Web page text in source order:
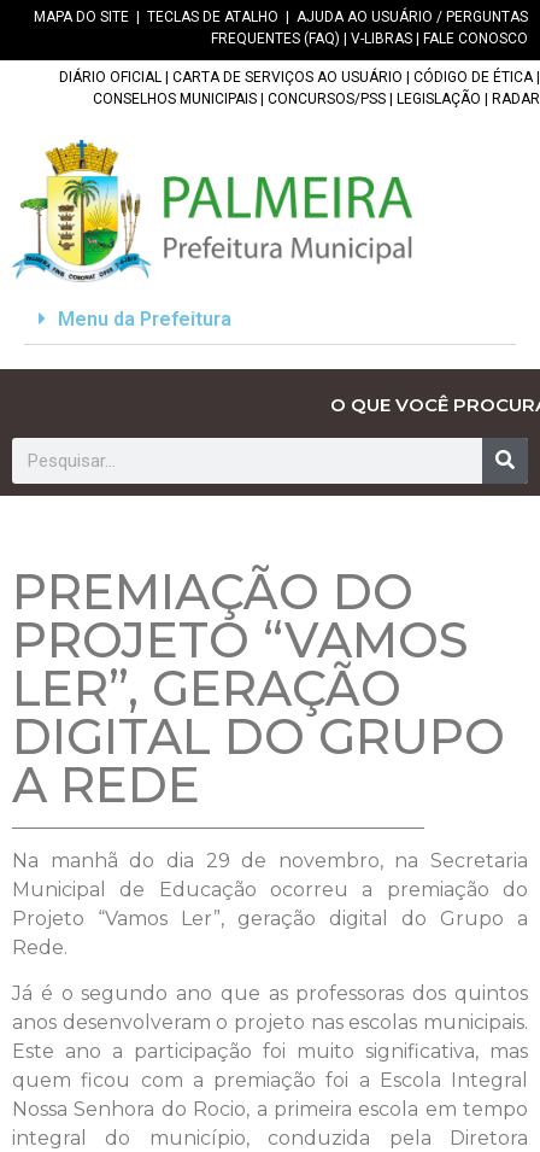
MAPA DO SITE TECLAS DE ATALHO
AJUDA AO USUÁRIO / PERGUNTAS
FREQUENTES (FAQ)
V-LIBRAS FALE CONOSCO
DIÁRIO OFICIAL CARTA DE SERVIÇOS AO USUÁRIO CÓDIGO DE ÉTICA|
CONSELHOS MUNICIPAIS
CONCURSOS/PSS LEGISLAÇÃO RADAR
Menu da Prefeitura
O QUE VOCÊ
PREMIAÇÃO DO
PROJETO “VAMOS
LER”, GERAÇÃO
DIGITAL DO GRUPO
A REDE
Na manhã do dia 29 de novembro, na Secretaria
Municipal de Educação ocorreu a premiação do
Projeto “Vamos Ler”, geração digital do Grupo a
Rede.
Já é o segundo ano que as professoras dos quintos
anos desenvolveram o projeto nas escolas municipais.
Este ano a participação foi muito significativa, mas
quem ficou com a premiação foi a Escola Integral
Nossa Senhora do Rocio, a primeira escola em tempo
integral do município, conduzida pela Diretora